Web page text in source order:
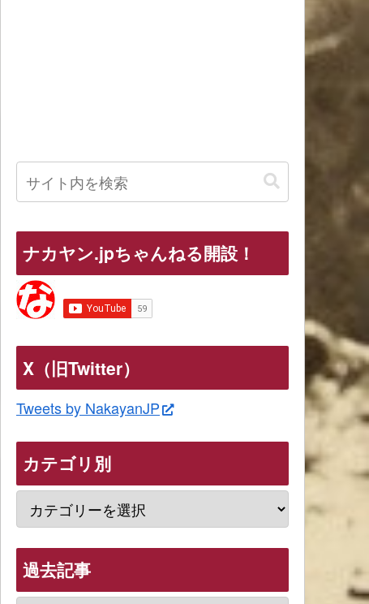
ナカヤン.jpちゃんねる開設！
X（旧Twitter）
Tweets by NakayanJP
カテゴリ別
過去記事